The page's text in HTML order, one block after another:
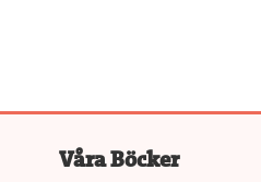
Våra Böcker